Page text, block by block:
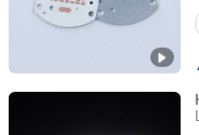
Glite Electronics Co.,